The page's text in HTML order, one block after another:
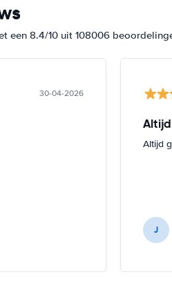
een 8.4/10 uit 108006
30-04-2026
Altijd
J